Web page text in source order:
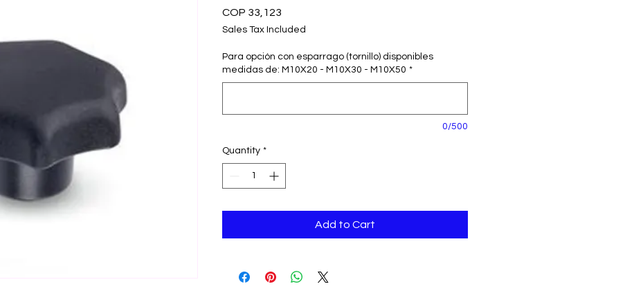
COP 33,123
Sales Tax Included
Para opción con esparrago (tornillo) disponibles
medidas de: M10X20 - M10X30 - M10X50 *
0/500
Quantity *
Add to Cart